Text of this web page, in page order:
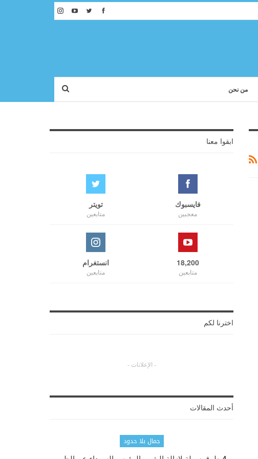
من نحن
ابقوا معنا
فايسبوك
معجبين
تويتر
متابعين
18,200
متابعين
انستغرام
متابعين
اخترنا لكم
- الإعلانات -
أحدث المقالات
جمال بلا حدود